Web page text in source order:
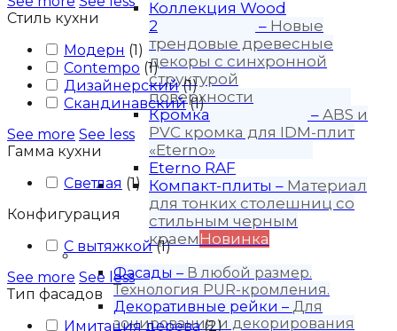
Коллекция Wood
2
– Новые
трендовые древесные
декоры с синхронной
структурой
поверхности
Кромка
– ABS и
PVC кромка для IDM-плит
«Eterno»
Eterno RAF
Компакт-плиты – Материал
для тонких столешниц со
стильным черным
краемНовинка
Продукция
Фасады – В любой размер.
Технология PUR-кромления.
Декоративные рейки – Для
зонирования и декорирования
Стиль кухни
Модерн (1)
Contempo (1)
Дизайнерский (1)
Скандинавский (1)
See more See less
Гамма кухни
Светлая (1)
Конфигурация
С вытяжкой (1)
See more See less
Тип фасадов
Имитация дерева (2)